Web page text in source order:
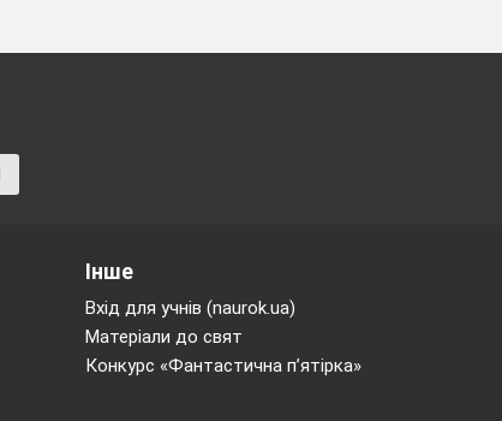
Інше
Вхід для учнів (naurok.ua)
Матеріали до свят
Конкурс «Фантастична п’ятірка»